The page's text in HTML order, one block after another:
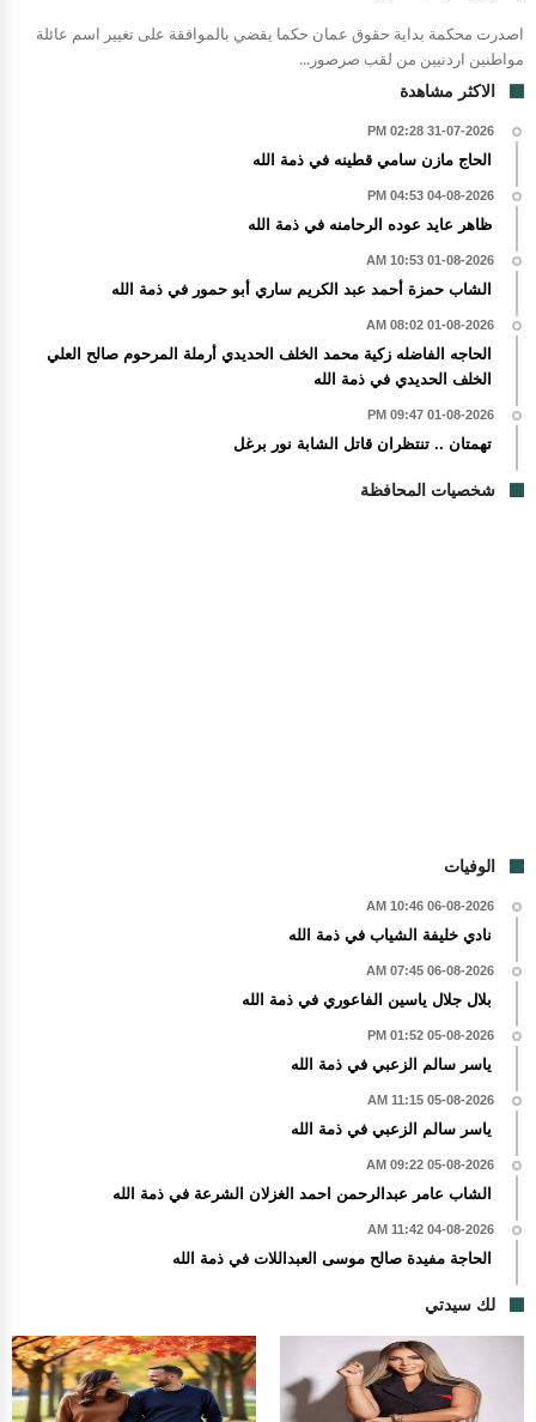
اصدرت محكمة بداية حقوق عمان حكما يقضي بالموافقة على تغيير اسم عائلة
مواطنين اردنيين من لقب صرصور...
الاكثر مشاهدة
31-07-2026 02:28 PM
الحاج مازن سامي قطينه في ذمة الله
04-08-2026 04:53 PM
ظاهر عايد عوده الرحامنه في ذمة الله
01-08-2026 10:53 AM
الشاب حمزة أحمد عبد الكريم ساري أبو حمور في ذمة الله
01-08-2026 08:02 AM
الحاجه الفاضله زكية محمد الخلف الحديدي أرملة المرحوم صالح العلي
الخلف الحديدي في ذمة الله
01-08-2026 09:47 PM
تهمتان .. تنتظران قاتل الشابة نور برغل
شخصيات المحافظة
الوفيات
06-08-2026 10:46 AM
نادي خليفة الشياب في ذمة الله
06-08-2026 07:45 AM
بلال جلال ياسين الفاعوري في ذمة الله
05-08-2026 01:52 PM
ياسر سالم الزعبي في ذمة الله
05-08-2026 11:15 AM
ياسر سالم الزعبي في ذمة الله
05-08-2026 09:22 AM
الشاب عامر عبدالرحمن احمد الغزلان الشرعة في ذمة الله
04-08-2026 11:42 AM
الحاجة مفيدة صالح موسى العبداللات في ذمة الله
لك سيدتي